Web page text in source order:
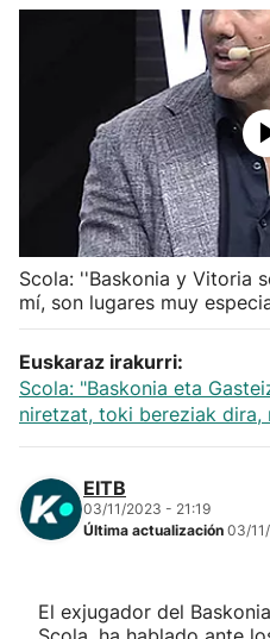
Ciclismo
Balonmano
Kirolak 360
Atletismo
Más deportes
"Helmuga"
Scola: ''Baskonia y Vitoria
mí, son lugares muy
Euskaraz irakurri:
Scola: "Baskonia eta
niretzat, toki bereziak dira,
EITB
03/11/2023 - 21:19
Última actualización 03/
El exjugador del